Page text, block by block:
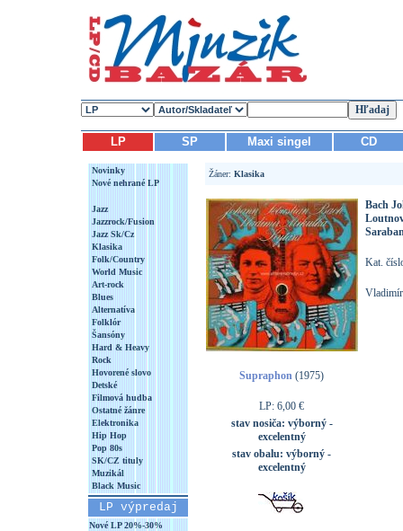
LP SP Maxi singel CD
Novinky
Nové nehrané LP
Jazz
Jazzrock/Fusion
Jazz Sk/Cz
Klasika
Folk/Country
World Music
Art-rock
Blues
Alternatíva
Folklór
Šansóny
Hard & Heavy
Rock
Hovorené slovo
Detské
Filmová hudba
Ostatné žánre
Elektronika
Hip Hop
Pop 80s
SK/CZ tituly
Muzikál
Black Music
LP výpredaj
Nové LP 20%-30%
Žáner: Klasika
Supraphon (1975)
LP: 6,00 €
stav nosiča: výborný -
excelentný
stav obalu: výborný -
excelentný
Bach
Kat.